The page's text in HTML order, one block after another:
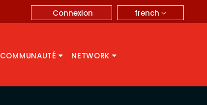
french
Connexion
COMMUNAUTÉ NETWORK